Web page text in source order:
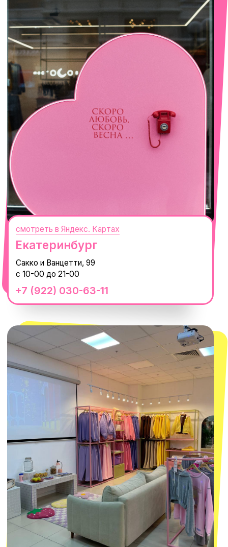
Сочи
Село Эстосадок, ТРЦ Горки Молл,
Горная Карусель, 3
+7 (919) 374-04-04
с 10-00 до 22-00
смотреть в Яндекс. Картах
+7 (932) 602-41-15
ул. Проспект Мира, 211 к2
с 10-00 до 22-00
Москва
смотреть в Яндекс.Картах
Обмен и возврат
Новости
Каталог
О КОМПАНИИ
Нажимая "Подписаться", вы соглашаетесь с Политикой обработки
Согласием на рассылку электронных
ПОДПИСАТЬСЯ
СЕКРЕТНЫЕ ПРОМОКОДЫ, ПРИГЛАШЕНИЯ
НА МЕРОПРИЯТИЯ И АНОНСЫ НОВИНОК
РАНЬШЕ ВСЕХ
@MACROCOSM_STORE
MACROCOSM
300 000+ подписчиков
14'000+ подписчиков в нашем Telegram-канале